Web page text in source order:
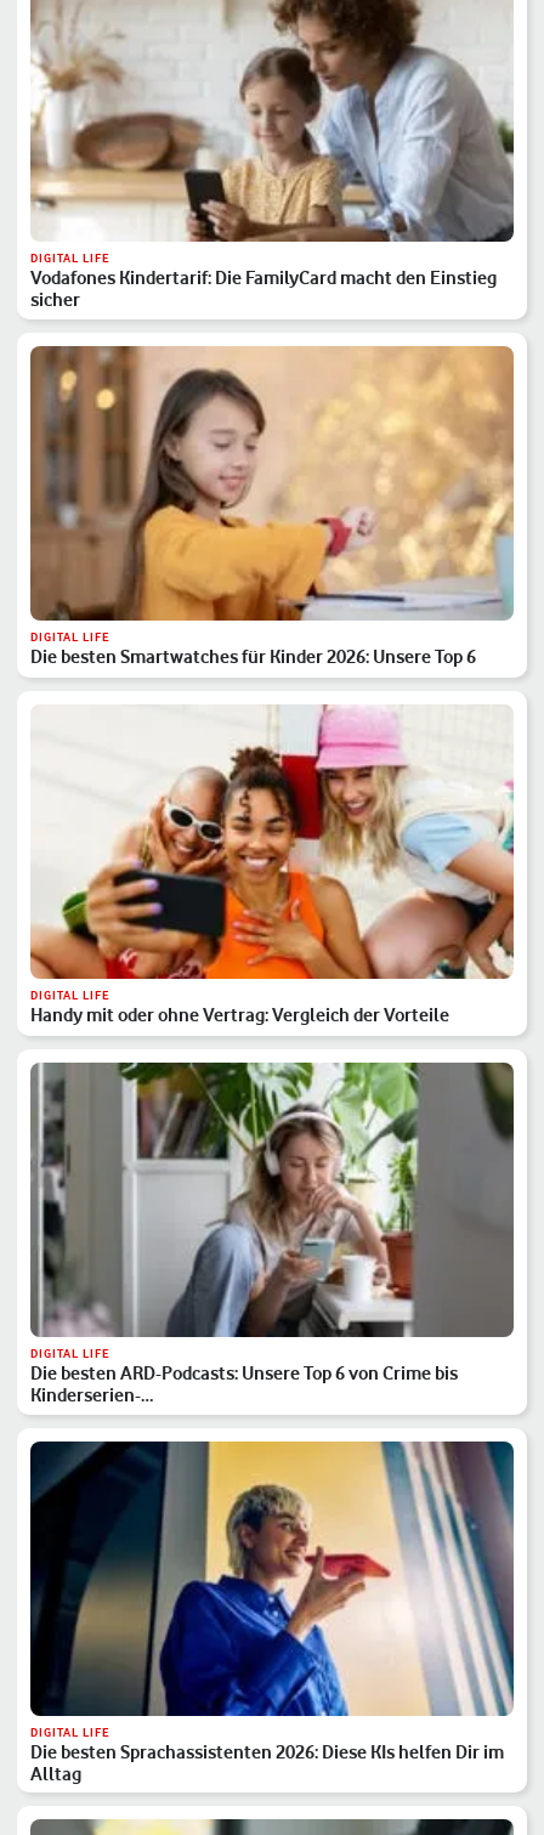
DIGITAL LIFE
Vodafones Kindertarif: Die FamilyCard macht den Einstieg
sicher
DIGITAL LIFE
Die besten Smartwatches für Kinder 2026: Unsere Top 6
DIGITAL LIFE
Handy mit oder ohne Vertrag: Vergleich der Vorteile
DIGITAL LIFE
Die besten ARD-Podcasts: Unsere Top 6 von Crime bis
Kinderserien-…
DIGITAL LIFE
Die besten Sprachassistenten 2026: Diese KIs helfen Dir im
Alltag